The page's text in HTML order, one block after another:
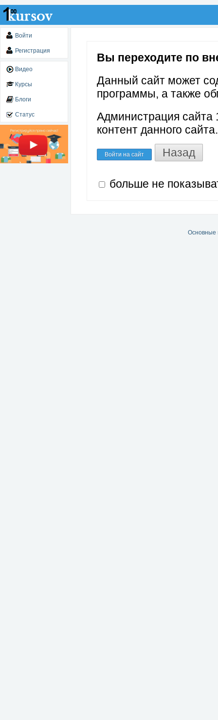
Войти
Регистрация
Видео
Курсы
Блоги
Статус
Вы переходите по
Данный сайт может
программы, а также
Администрация сайта
контент данного сайта.
Войти на сайт Назад
больше не
Основные